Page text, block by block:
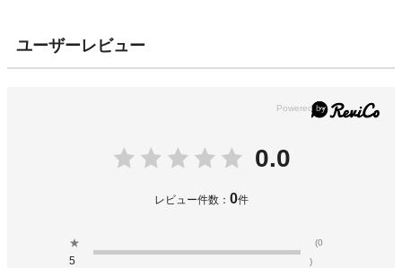
ユーザーレビュー
0.0
レビュー件数： 0件
★
5
(0
)